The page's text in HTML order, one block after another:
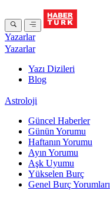
Yazarlar
Yazarlar
Yazı Dizileri
Blog
Astroloji
Güncel Haberler
Günün Yorumu
Haftanın Yorumu
Ayın Yorumu
Aşk Uyumu
Yükselen Burç
Genel Burç Yorumları